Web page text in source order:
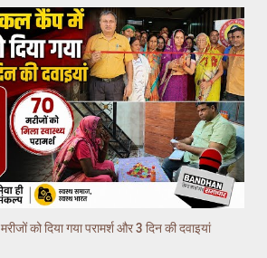
को दिया गया परामर्श और 3 दिन की दवाइयां